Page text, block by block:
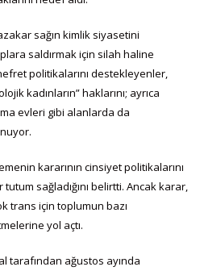
sağın kimlik siyasetini
saldırmak için silah haline
politikalarını destekleyenler,
kadınların” haklarını; ayrıca
evleri gibi alanlarda da
kararının cinsiyet politikalarını
sağladığını belirtti. Ancak karar,
trans için toplumun bazı
yol açtı.
tarafından ağustos ayında